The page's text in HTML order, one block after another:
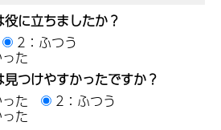
に立ちましたか？
2：ふつう
た
つけやすかったですか？
た
2：ふつう
た